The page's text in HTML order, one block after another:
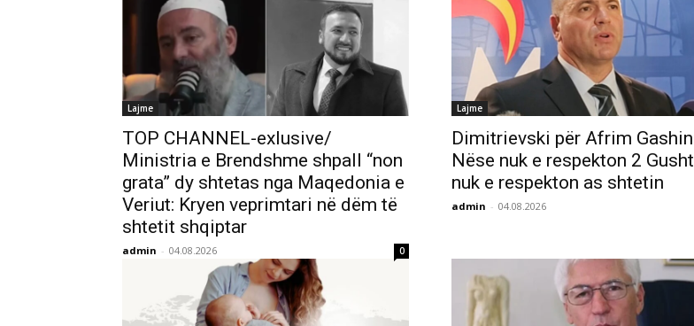
Lajme
TOP CHANNEL-exlusive/
Ministria e Brendshme shpall “non
grata” dy shtetas nga Maqedonia e
Veriut: Kryen veprimtari në dëm të
shtetit shqiptar
admin - 04.08.2026 0
Lajme
Dimitrievski për Afrim
Nëse nuk e respekton 2
nuk e respekton as shtetin
admin - 04.08.2026